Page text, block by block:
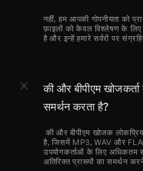
नहीं, हम आपकी गोपनीयता को
फ़ाइलों को केवल विश्लेषण के लिए
है और इन्हें हमारे सर्वरों पर
की और बीपीएम
समर्थन करता है?
है, जिसमें MP3, WAV और
उपयोगकर्ताओं के लिए अधिकतम
अतिरिक्त प्रारूपों का समर्थन